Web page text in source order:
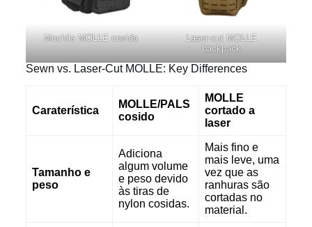
Mochila MOLLE cosida
Laser-cut MOLLE
backpack
Sewn vs. Laser-Cut MOLLE: Key Differences
Caraterística
MOLLE/PALS
cosido
MOLLE
cortado a
laser
Tamanho e
peso
Adiciona
algum volume
e peso devido
às tiras de
nylon cosidas.
Mais fino e
mais leve, uma
vez que as
ranhuras são
cortadas no
material.